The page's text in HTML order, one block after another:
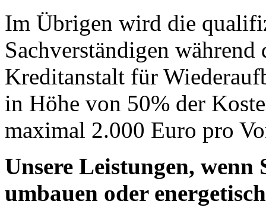
Im Übrigen wird die
Sachverständigen während
Kreditanstalt für
in Höhe von 50% der
maximal 2.000 Euro pro
Unsere Leistungen,
umbauen oder